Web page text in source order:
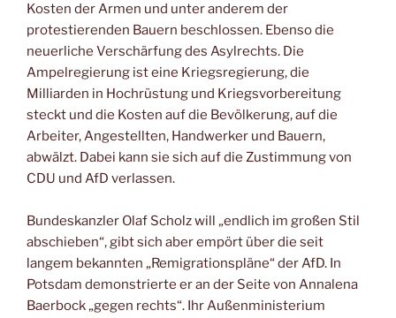
Kosten der Armen und unter anderem der
protestierenden Bauern beschlossen. Ebenso die
neuerliche Verschärfung des Asylrechts. Die
Ampelregierung ist eine Kriegsregierung, die
Milliarden in Hochrüstung und Kriegsvorbereitung
steckt und die Kosten auf die Bevölkerung, auf die
Arbeiter, Angestellten, Handwerker und Bauern,
abwälzt. Dabei kann sie sich auf die Zustimmung von
CDU und AfD verlassen.
Bundeskanzler Olaf Scholz will „endlich im großen Stil
abschieben“, gibt sich aber empört über die seit
langem bekannten „Remigrationspläne“ der AfD. In
Potsdam demonstrierte er an der Seite von Annalena
Baerbock „gegen rechts“. Ihr Außenministerium